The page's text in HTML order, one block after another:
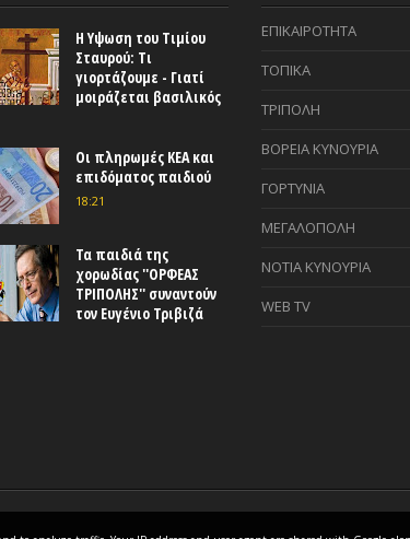
Η Υψωση του Τιμίου
Σταυρού: Τι
γιορτάζουμε - Γιατί
μοιράζεται βασιλικός
Οι πληρωμές ΚΕΑ και
επιδόματος παιδιού
18:21
Τα παιδιά της
χορωδίας ''ΟΡΦΕΑΣ
ΤΡΙΠΟΛΗΣ'' συναντούν
τον Ευγένιο Τριβιζά
ΕΠΙΚΑΙΡΟΤΗΤΑ
ΤΟΠΙΚΑ
ΤΡΙΠΟΛΗ
ΒΟΡΕΙΑ ΚΥΝΟΥΡΙΑ
ΓΟΡΤΥΝΙΑ
ΜΕΓΑΛΟΠΟΛΗ
ΝΟΤΙΑ ΚΥΝΟΥΡΙΑ
WEB TV